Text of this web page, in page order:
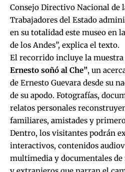
Consejo Directivo Nacional de
Trabajadores del Estado
en su totalidad este museo en
de los Andes”, explica el texto.
El recorrido incluye la
Ernesto soñó al Che”, un
de Ernesto Guevara desde su
de su apodo. Fotografías,
relatos personales
familiares, amistades y
Dentro, los visitantes podrán
interactivos, contenidos
multimedia y documentales